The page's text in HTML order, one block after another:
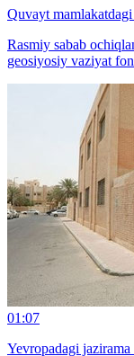
Quvayt
Rasmiy sabab
geosiyosiy vaziyat
01:07
Yevropadagi